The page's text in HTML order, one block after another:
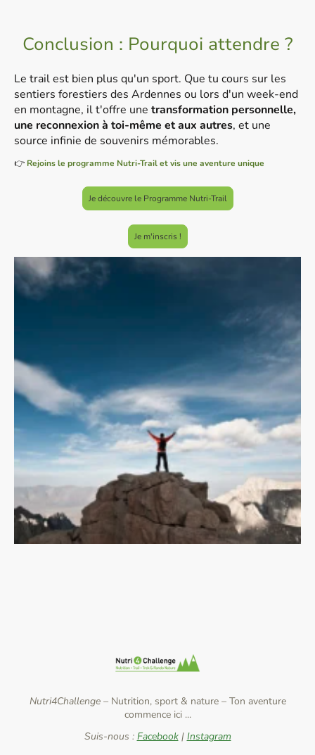
Conclusion : Pourquoi attendre ?
Le trail est bien plus qu'un sport. Que tu cours sur les
sentiers forestiers des Ardennes ou lors d'un week-end
en montagne, il t'offre une transformation personnelle,
une reconnexion à toi-même et aux autres, et une
source infinie de souvenirs mémorables.
👉 Rejoins le programme Nutri-Trail et vis une aventure unique
Je découvre le Programme Nutri-Trail
Je m'inscris !
Nutri4Challenge –Nutrition, sport & nature –Ton aventure
commence ici ...
Suis-nous : Facebook| Instagram